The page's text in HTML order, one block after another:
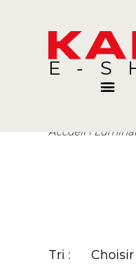
E-
Accueil
Tri : Choisir